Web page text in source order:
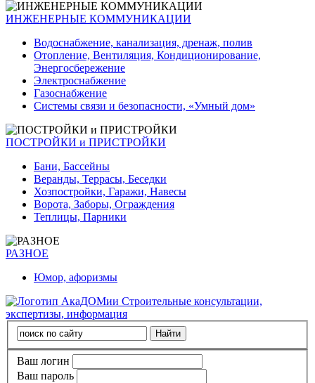
ИНЖЕНЕРНЫЕ КОММУНИКАЦИИ
Водоснабжение, канализация, дренаж, полив
Отопление, Вентиляция, Кондиционирование,
Энергосбережение
Электроснабжение
Газоснабжение
Системы связи и безопасности, «Умный дом»
ПОСТРОЙКИ и ПРИСТРОЙКИ
Бани, Бассейны
Веранды, Террасы, Беседки
Хозпостройки, Гаражи, Навесы
Ворота, Заборы, Ограждения
Теплицы, Парники
РАЗНОЕ
Юмор, афоризмы
Строительные консультации,
экспертизы, информация
Ваш логин
Ваш пароль